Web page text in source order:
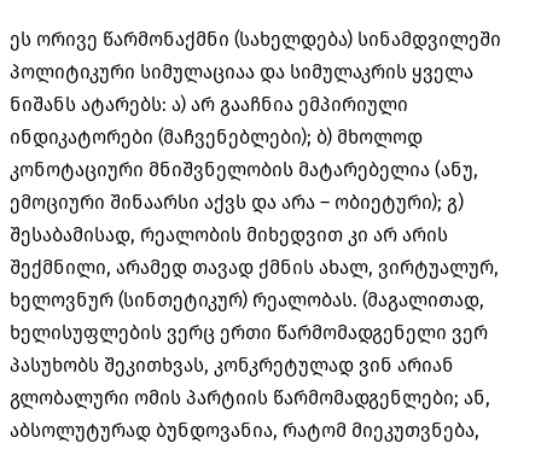
ეს ორივე წარმონაქმნი (სახელდება) სინამდვილეში
პოლიტიკური სიმულაციაა და სიმულაკრის ყველა
ნიშანს ატარებს: ა) არ გააჩნია ემპირიული
ინდიკატორები (მაჩვენებლები); ბ) მხოლოდ
კონოტაციური მნიშვნელობის მატარებელია (ანუ,
ემოციური შინაარსი აქვს და არა – ობიეტური); გ)
შესაბამისად, რეალობის მიხედვით კი არ არის
შექმნილი, არამედ თავად ქმნის ახალ, ვირტუალურ,
ხელოვნურ (სინთეტიკურ) რეალობას. (მაგალითად,
ხელისუფლების ვერც ერთი წარმომადგენელი ვერ
პასუხობს შეკითხვას, კონკრეტულად ვინ არიან
გლობალური ომის პარტიის წარმომადგენლები; ან,
აბსოლუტურად ბუნდოვანია, რატომ მიეკუთვნება,